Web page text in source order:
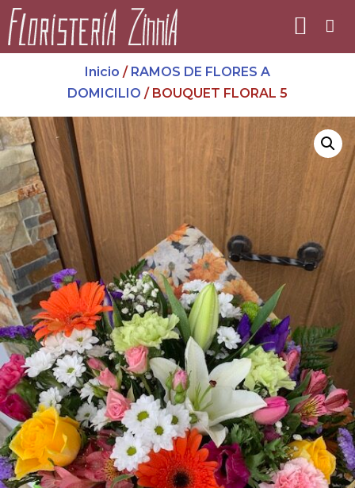
Inicio / RAMOS DE FLORES A
DOMICILIO / BOUQUET FLORAL 5